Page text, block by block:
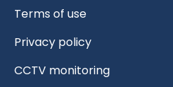
Terms of use
Privacy policy
CCTV monitoring